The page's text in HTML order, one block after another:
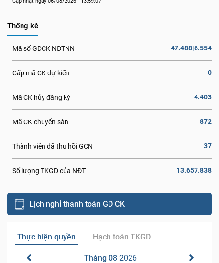
Thống kê
Mã số GDCK NĐTNN 47.488|6.554
Cấp mã CK dự kiến 0
Mã CK hủy đăng ký 4.403
Mã CK chuyển sàn 872
Thành viên đã thu hồi GCN 37
Số lượng TKGD của NĐT 13.657.838
Lịch nghỉ thanh toán GD CK
Thực hiện quyền Hạch toán TKGD
Tháng 08 2026